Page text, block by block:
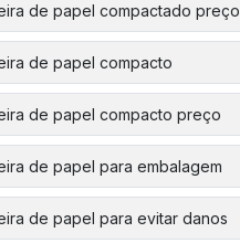
de papel compactado preço
de papel compacto
de papel compacto preço
de papel para embalagem
de papel para evitar danos